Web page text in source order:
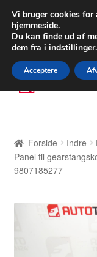
FEDEX
80 82
Spring
til
Spring
til
Betalinger
Forside Indre
Panel til
9807185277
Vi bruger cookies for
hjemmeside.
Du kan finde ud af
dem fra i indstillinger.
Acceptere